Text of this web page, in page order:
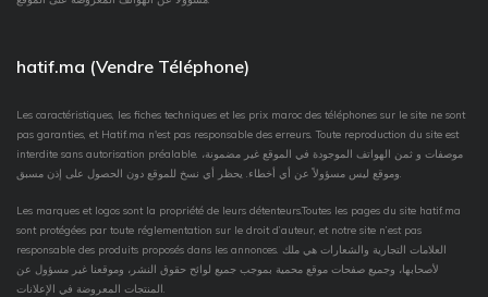
hatif.ma (Vendre Téléphone)
Les caractéristiques, les fiches techniques et les prix maroc des téléphones sur le site ne sont
pas garanties, et Hatif.ma n'est pas responsable des erreurs. Toute reproduction du site est
interdite sans autorisation préalable. موصفات و ثمن الهواتف الموجودة في الموقع غير مضمونة،
Les marques et logos sont la propriété de leurs détenteurs.Toutes les pages du site hatif.ma
sont protégées par toute réglementation sur le droit d’auteur, et notre site n’est pas
responsable des produits proposés dans les annonces. العلامات التجارية والشعارات هي ملك
لأصحابها، وجميع صفحات موقع محمية بموجب جميع لوائح حقوق النشر، وموقعنا غير مسؤول عن